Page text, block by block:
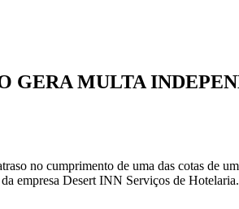
GERA MULTA
no cumprimento de uma das cotas de
empresa Desert INN Serviços de